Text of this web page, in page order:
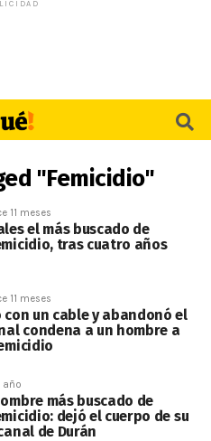
"Femicidio"
11 meses
el más buscado de
tras cuatro años
11 meses
con un cable y abandonó el
condena a un hombre a
año
más buscado de
dejó el cuerpo de su
de Durán